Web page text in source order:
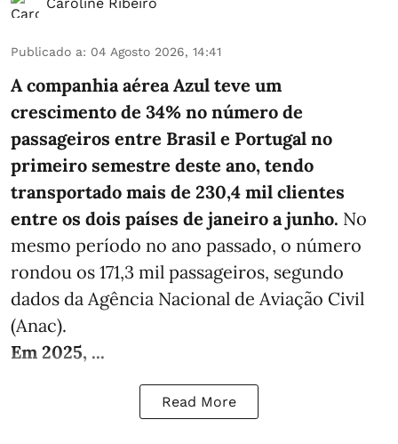
Publicado a: 04 Agosto 2026, 14:41
A companhia aérea Azul teve um
crescimento de 34% no número de
passageiros entre Brasil e Portugal no
primeiro semestre deste ano, tendo
transportado mais de 230,4 mil clientes
entre os dois países de janeiro a junho. No
mesmo período no ano passado, o número
rondou os 171,3 mil passageiros, segundo
dados da Agência Nacional de Aviação Civil
(Anac).
Em 2025, ...
Read More